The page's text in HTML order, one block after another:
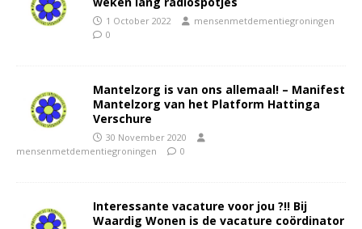
1 October 2022
mensenmetdementiegroningen
0
Mantelzorg is van ons allemaal! – Manifest
Mantelzorg van het Platform Hattinga
Verschure
30 November 2020
mensenmetdementiegroningen
0
Interessante vacature voor jou ?!! Bij
Waardig Wonen is de vacature coördinator